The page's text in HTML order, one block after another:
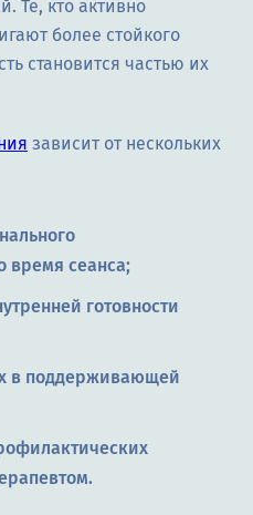
Те, кто активно
более стойкого
становится частью их
зависит от нескольких
время сеанса;
готовности
в поддерживающей